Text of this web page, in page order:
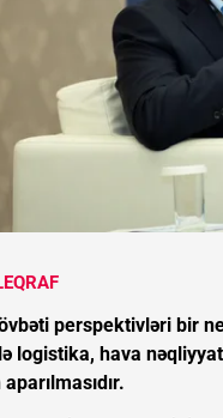
perspektivləri bir
logistika, hava